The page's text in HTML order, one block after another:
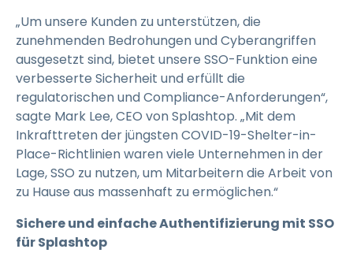
„Um unsere Kunden zu unterstützen, die
zunehmenden Bedrohungen und Cyberangriffen
ausgesetzt sind, bietet unsere SSO-Funktion eine
verbesserte Sicherheit und erfüllt die
regulatorischen und Compliance-Anforderungen“,
sagte Mark Lee, CEO von Splashtop. „Mit dem
Inkrafttreten der jüngsten COVID-19-Shelter-in-
Place-Richtlinien waren viele Unternehmen in der
Lage, SSO zu nutzen, um Mitarbeitern die Arbeit von
zu Hause aus massenhaft zu ermöglichen.“
Sichere und einfache Authentifizierung mit SSO
für Splashtop